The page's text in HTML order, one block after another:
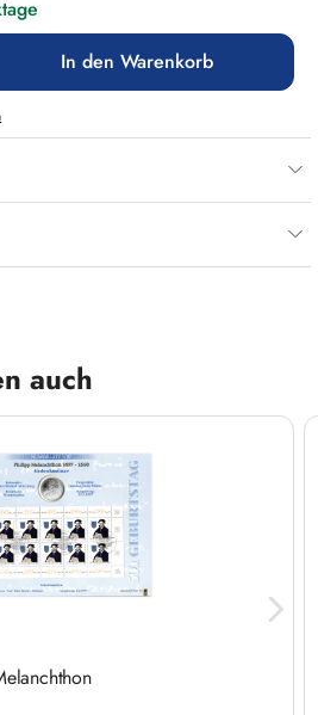
den gewünschten Wert
In den Warenkorb
auch